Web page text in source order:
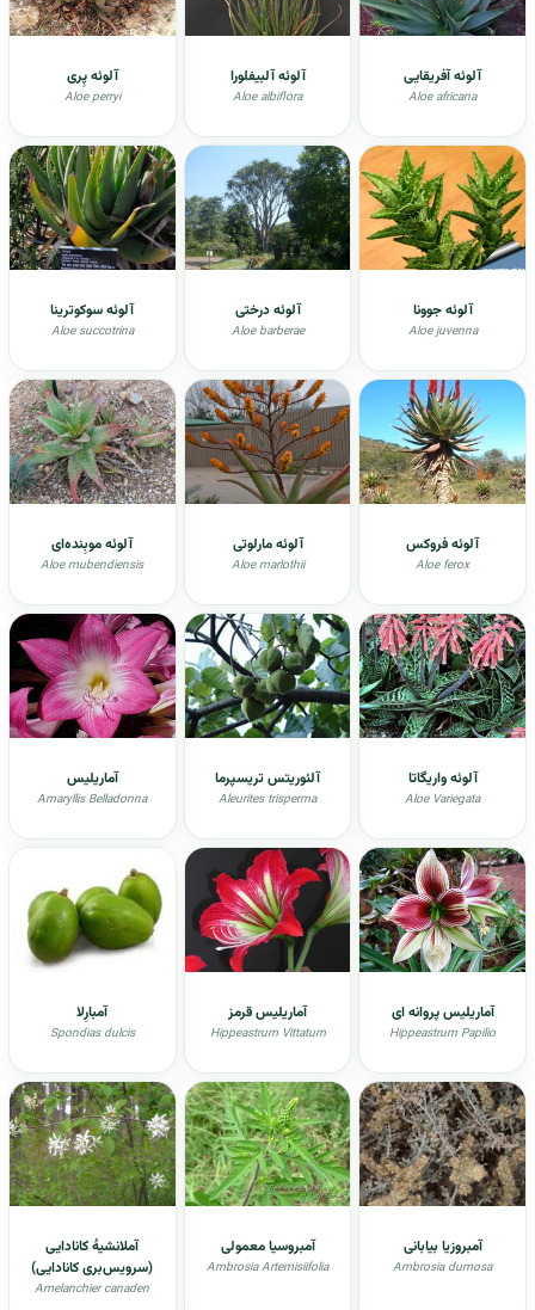
آلوئه آفریقایی
Aloe africana
آلوئه آلبیفلورا
Aloe albiflora
آلوئه پِری
Aloe perryi
آلوئه جوونا
Aloe juvenna
آلوئه درختی
Aloe barberae
آلوئه سوکوترینا
Aloe succotrina
آلوئه فروکس
Aloe ferox
آلوئه مارلوتی
Aloe marlothii
آلوئه موبِنده‌ای
Aloe mubendiensis
آلوئه واریگاتا
Aloe Variegata
آلئوریتس تریسپرما
Aleurites trisperma
آماریلیس
Amaryllis Belladonna
آماریلیس پروانه ای
Hippeastrum Papilio
آماریلیس قرمز
Hippeastrum Vittatum
آمبارِلا
Spondias dulcis
آمبروزیا بیابانی
Ambrosia dumosa
آمبروسیا معمولی
Ambrosia Artemisiifolia
آملانشیۀ کانادایی
(سرویس‌بری کانادایی)
Amelanchier canaden